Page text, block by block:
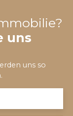
uns
uns so